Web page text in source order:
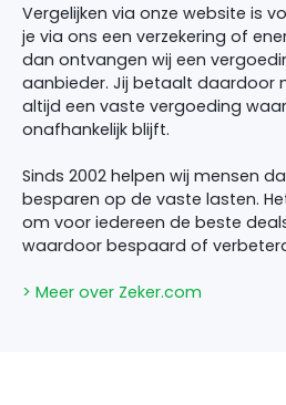
Vergelijken via onze website is
je via ons een verzekering of
dan ontvangen wij een
aanbieder. Jij betaalt daardoor
altijd een vaste vergoeding
onafhankelijk blijft.
Sinds 2002 helpen wij mensen
besparen op de vaste lasten.
om voor iedereen de beste
waardoor bespaard of
> Meer over Zeker.com